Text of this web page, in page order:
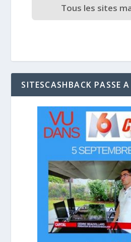
Tous les sites
SITESCASHBACK PASSE